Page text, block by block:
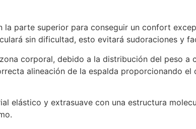
parte superior para conseguir un confort
sin dificultad, esto evitará sudoraciones y
corporal, debido a la distribución del peso a
alineación de la espalda proporcionando
elástico y extrasuave con una estructura